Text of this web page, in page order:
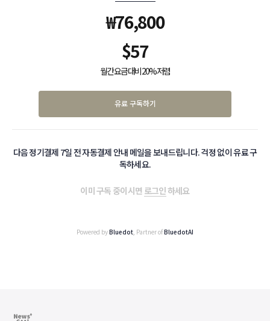
₩76,800
$57
월간 요금 대비 20% 저렴
유료 구독하기
다음 정기결제 7일 전 자동결제 안내 메일을 보내드립니다. 걱정 없이 유료 구
독하세요.
이미 구독 중이시면 로그인하세요
Powered byBluedot , Partner ofBluedotAI